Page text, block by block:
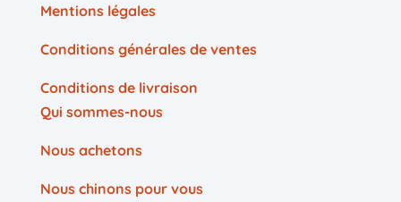
Mentions légales
Conditions générales de ventes
Conditions de livraison
Qui sommes-nous
Nous achetons
Nous chinons pour vous